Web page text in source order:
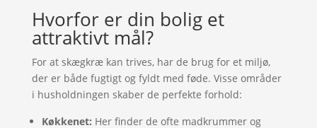
Hvorfor er din bolig et
attraktivt mål?
For at skægkræ kan trives, har de brug for et miljø,
der er både fugtigt og fyldt med føde. Visse områder
i husholdningen skaber de perfekte forhold:
Køkkenet: Her finder de ofte madkrummer og